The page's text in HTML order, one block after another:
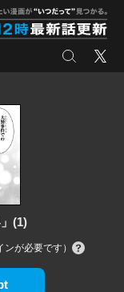
検索 X
(1)
が必要です）